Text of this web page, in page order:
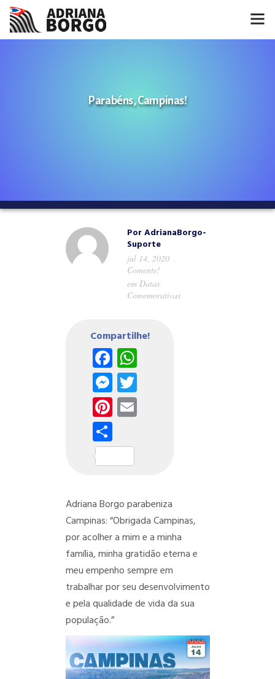
Parabéns, Campinas!
PorAdrianaBorgo-
Suporte
jul 14, 2020
Comente!
em Datas
Comemorativas
Compartilhe!
Facebook
WhatsApp
Messenger
Twitter
Pinterest
Email
Share
Adriana Borgo parabeniza
Campinas: “Obrigada Campinas,
por acolher a mim e a minha
família, minha gratidão eterna e
meu empenho sempre em
trabalhar por seu desenvolvimento
e pela qualidade de vida da sua
população.”